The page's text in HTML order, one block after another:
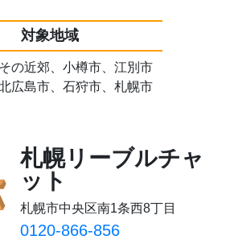
対象地域
の近郊、小樽市、江別市
広島市、石狩市、札幌市
札幌リーブルチャ
ット
札幌市中央区南1条西8丁目
0120-866-856